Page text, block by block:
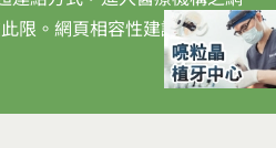
限。網頁相容性建議使用